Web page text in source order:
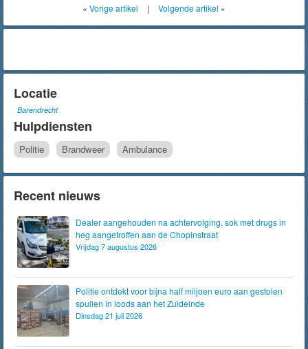
« Vorige artikel | Volgende artikel »
Locatie
Barendrecht
Hulpdiensten
Politie Brandweer Ambulance
Recent nieuws
Dealer aangehouden na achtervolging, sok met drugs in
heg aangetroffen aan de Chopinstraat
Vrijdag 7 augustus 2026
Politie ontdekt voor bijna half miljoen euro aan gestolen
spullen in loods aan het Zuideinde
Dinsdag 21 juli 2026